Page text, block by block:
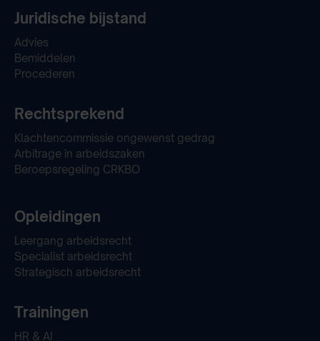
Juridische bijstand
Advies
Bemiddelen
Procederen
Rechtsprekend
Klachtencommissie ongewenst gedrag
Arbitrage in arbeidszaken
Beroepsregeling CRKBO
Opleidingen
Leergang arbeidsrecht
Specialist arbeidsrecht
Strategisch arbeidsrecht
Trainingen
HR & AI